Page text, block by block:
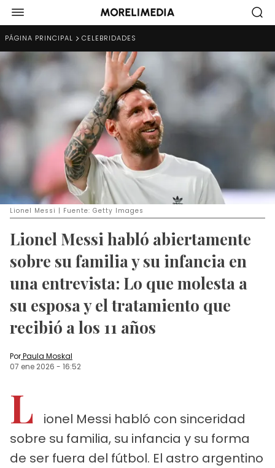
PÁGINA PRINCIPAL CELEBRIDADES
Lionel Messi | Fuente: Getty Images
Lionel Messi habló abiertamente
sobre su familia y su infancia en
una entrevista: Lo que molesta a
su esposa y el tratamiento que
recibió a los 11 años
PorPaula Moskal
07 ene 2026 - 16:52
L
ionel Messi habló con sinceridad
sobre su familia, su infancia y su forma
de ser fuera del fútbol. El astro argentino